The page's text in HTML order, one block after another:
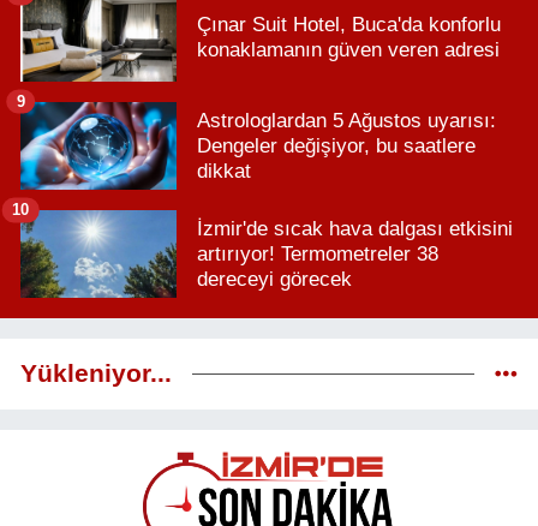
Çınar Suit Hotel, Buca'da konforlu
konaklamanın güven veren adresi
Astrologlardan 5 Ağustos uyarısı:
Dengeler değişiyor, bu saatlere
dikkat
9
İzmir'de sıcak hava dalgası etkisini
artırıyor! Termometreler 38
dereceyi görecek
10
Yükleniyor...